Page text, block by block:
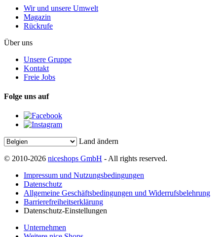
Wir und unsere Umwelt
Magazin
Rückrufe
Über uns
Unsere Gruppe
Kontakt
Freie Jobs
Folge uns auf
Land ändern
© 2010-2026 niceshops GmbH - All rights reserved.
Impressum und Nutzungsbedingungen
Datenschutz
Allgemeine Geschäftsbedingungen und Widerrufsbelehrung
Barrierefreiheitserklärung
Datenschutz-Einstellungen
Unternehmen